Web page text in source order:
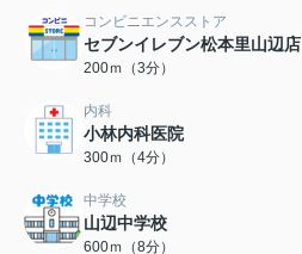
コンビニエンスストア
セブンイレブン松本里山辺店
200ｍ（3分）
内科
小林内科医院
300ｍ（4分）
中学校
山辺中学校
600ｍ（8分）